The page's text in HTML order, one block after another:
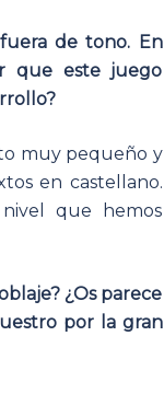
de tono. En
que este juego
muy pequeño y
en castellano.
que hemos
¿Os parece
por la gran